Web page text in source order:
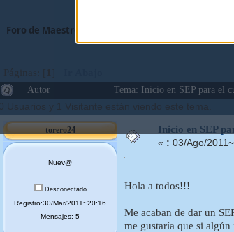
Foro de Maestros25
Páginas: [ 1
Autor
Tema: Inicio en SEP para el
0 Usuarios y 1 Visitante están viendo este tema.
torero24
Nuev@
Desconectado
Registro:30/Mar/2011~20:16
Mensajes: 5
Inicio en SEP
« : 03/Ago/
Hola a todos!!!
Me acaban de dar un
me gustaría que si algún